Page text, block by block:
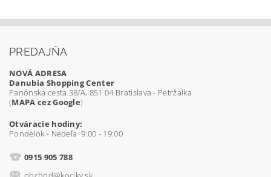
PREDAJŇA
NOVÁ ADRESA
Danubia Shopping Center
Panónska cesta 38/A, 851 04 Bratislava - Petržalka
(MAPA cez Google)
Otváracie hodiny:
Pondelok - Nedeľa 9:00 - 19:00
0915 905 788